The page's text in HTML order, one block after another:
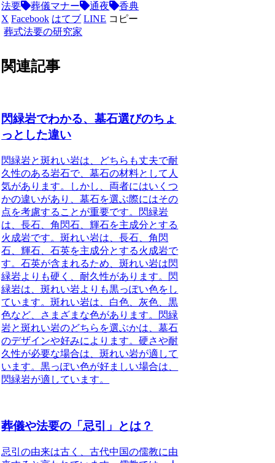
法要
葬儀マナー 通夜
香典
X Facebook はてブ LINE コピー
葬式法要の研究家
関連記事
閃緑岩でわかる、墓石選びのちょ
っとした違い
閃緑岩と斑れい岩は、どちらも丈夫で耐
久性のある岩石で、墓石の材料として人
気があります。しかし、両者にはいくつ
かの違いがあり、墓石を選ぶ際にはその
点を考慮することが重要です。
閃緑岩
は 、長石、角閃石、輝石を主成分とする
火成岩です。斑れい岩は、長石、角閃
石、輝石、石英を主成分とする火成岩で
す。石英が含まれるため、斑れい岩は閃
緑岩よりも硬く、耐久性があります。閃
緑岩は、斑れい岩よりも黒っぽい色をし
ています。斑れい岩は、白色、灰色、黒
色など、さまざまな色があります。閃緑
岩と斑れい岩のどちらを選ぶかは、墓石
のデザインや好みによります。硬さや耐
久性が必要な場合は、斑れい岩が適して
います。黒っぽい色が好ましい場合は、
閃緑岩が適しています。
葬儀や法要の「忌引」とは？
忌引の由来は古く、古代中国の儒教に由